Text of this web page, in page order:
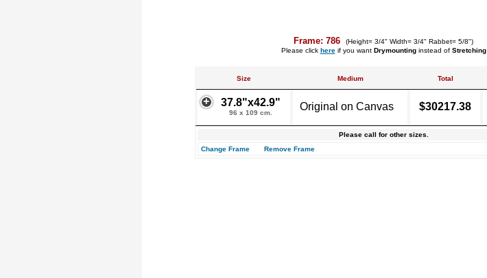
Frame: 786
(Height= 3/4" Width= 3/4" Rabbet= 5/8")
Please click hereif you want Drymountinginstead of Stretching
Size Medium Total
37.8"x42.9"
96 x 109 cm.
Original on Canvas $30217.38
Please call for other sizes.
Change Frame
Remove Frame